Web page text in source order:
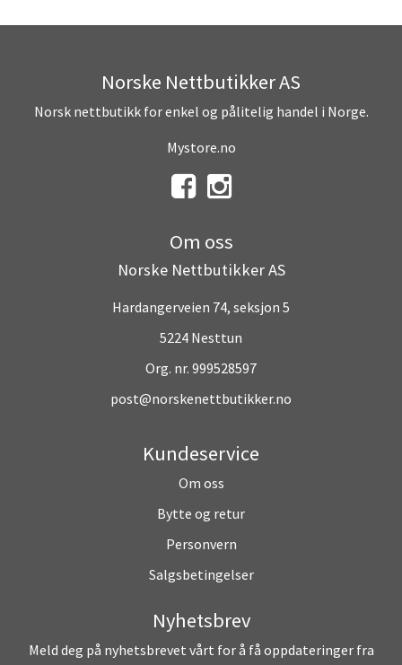
Norske Nettbutikker AS
Norsk nettbutikk for enkel og pålitelig handel i Norge.
Mystore.no
Om oss
Norske Nettbutikker AS
Hardangerveien 74, seksjon 5
5224 Nesttun
Org. nr. 999528597
post@norskenettbutikker.no
Kundeservice
Om oss
Bytte og retur
Personvern
Salgsbetingelser
Nyhetsbrev
Meld deg på nyhetsbrevet vårt for å få oppdateringer fra